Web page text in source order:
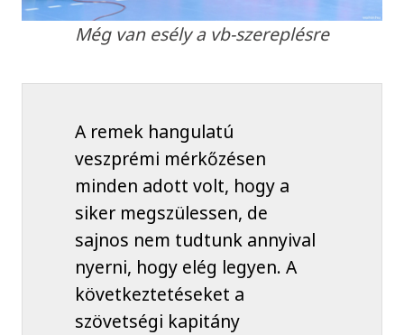
Még van esély a vb-szereplésre
A remek hangulatú
veszprémi mérkőzésen
minden adott volt, hogy a
siker megszülessen, de
sajnos nem tudtunk annyival
nyerni, hogy elég legyen. A
következtetéseket a
szövetségi kapitány